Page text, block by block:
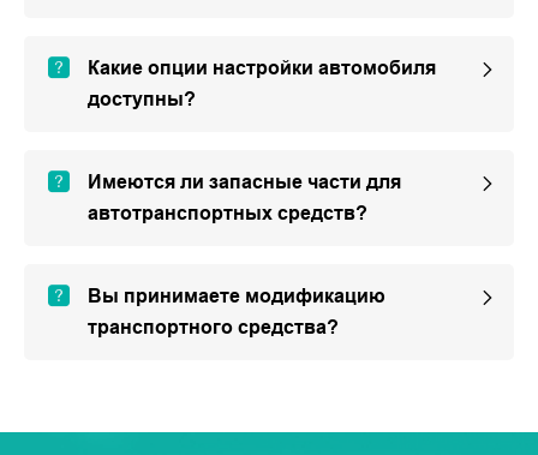
Какие опции настройки автомобиля
доступны?
Имеются ли запасные части для
автотранспортных средств?
Вы принимаете модификацию
транспортного средства?